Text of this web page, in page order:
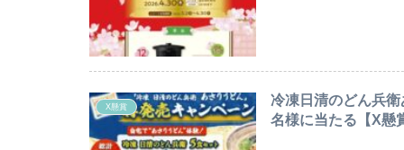
X懸賞
冷凍日清のどん兵
名様に当たる【X懸